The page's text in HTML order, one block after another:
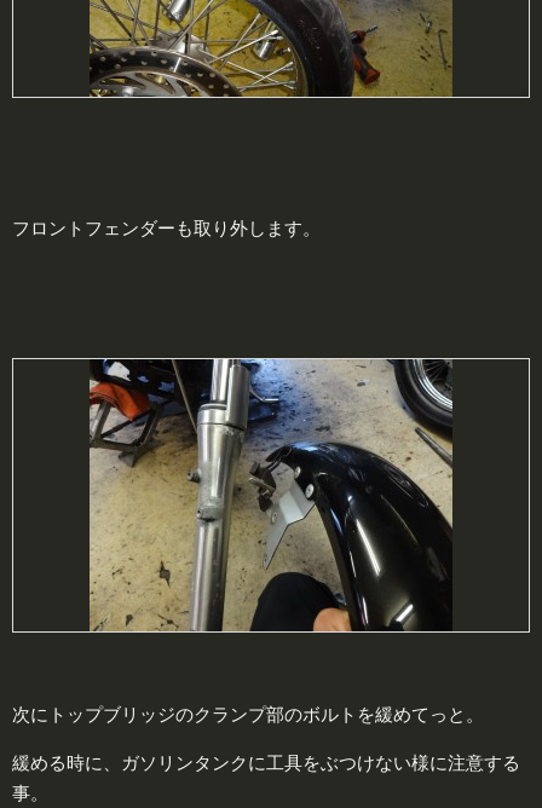
フロントフェンダーも取り外します。
次にトップブリッジのクランプ部のボルトを緩めてっと。
緩める時に、ガソリンタンクに工具をぶつけない様に注意する
事。